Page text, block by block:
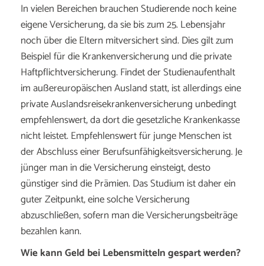
In vielen Bereichen brauchen Studierende noch keine
eigene Versicherung, da sie bis zum 25. Lebensjahr
noch über die Eltern mitversichert sind. Dies gilt zum
Beispiel für die Krankenversicherung und die private
Haftpflichtversicherung. Findet der Studienaufenthalt
im außereuropäischen Ausland statt, ist allerdings eine
private Auslandsreisekrankenversicherung unbedingt
empfehlenswert, da dort die gesetzliche Krankenkasse
nicht leistet. Empfehlenswert für junge Menschen ist
der Abschluss einer Berufsunfähigkeitsversicherung. Je
jünger man in die Versicherung einsteigt, desto
günstiger sind die Prämien. Das Studium ist daher ein
guter Zeitpunkt, eine solche Versicherung
abzuschließen, sofern man die Versicherungsbeiträge
bezahlen kann.
Wie kann Geld bei Lebensmitteln gespart werden?